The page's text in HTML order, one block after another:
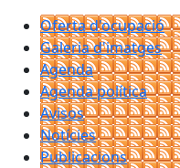
Oferta d'ocupació
Galeria d'imatges
Agenda
Agenda política
Avisos
Notícies
Publicacions